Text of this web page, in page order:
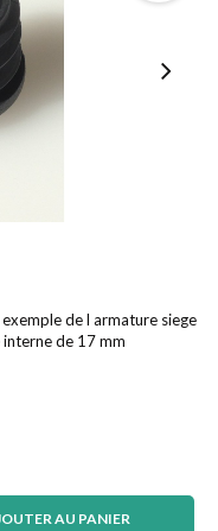
de l armature siege
de 17 mm
AU PANIER